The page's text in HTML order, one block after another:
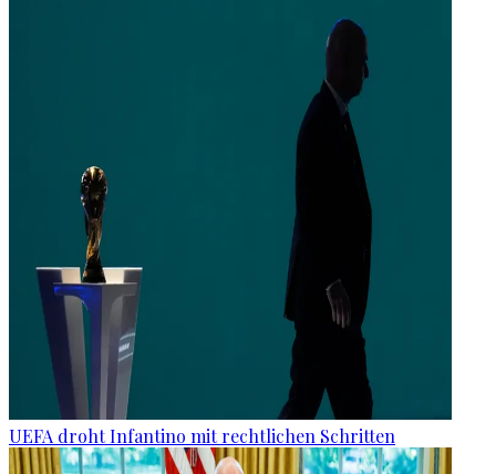
UEFA droht Infantino mit rechtlichen Schritten